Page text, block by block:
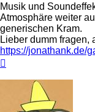
Musik und
Atmosphäre weiter
generischen Kram.
Lieber dumm fragen,
https://jonathank.de/